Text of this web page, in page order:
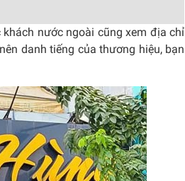
nước ngoài cũng xem địa chỉ
danh tiếng của thương hiệu, bạn